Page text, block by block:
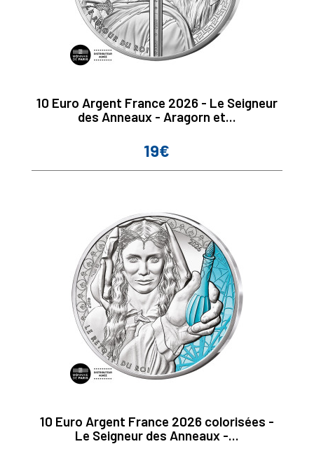
10 Euro Argent France 2026 - Le Seigneur
des Anneaux - Aragorn et...
Prix
19€
10 Euro Argent France 2026 colorisées -
Le Seigneur des Anneaux -...